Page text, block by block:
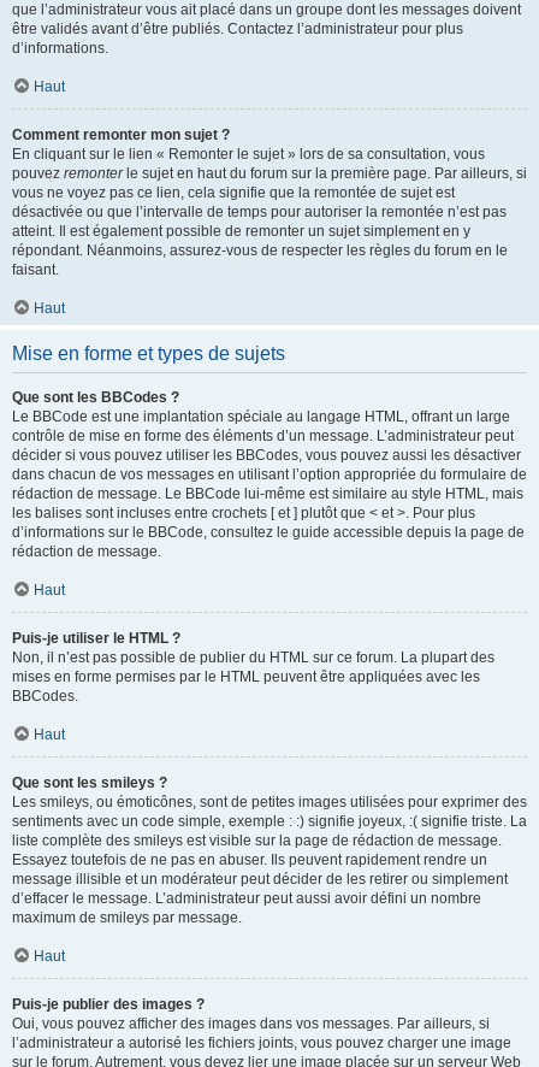
que l’administrateur vous ait placé dans un groupe dont les messages doivent
être validés avant d’être publiés. Contactez l’administrateur pour plus
d’informations.
Haut
Comment remonter mon sujet ?
En cliquant sur le lien « Remonter le sujet » lors de sa consultation, vous
pouvez remonterle sujet en haut du forum sur la première page. Par ailleurs, si
vous ne voyez pas ce lien, cela signifie que la remontée de sujet est
désactivée ou que l’intervalle de temps pour autoriser la remontée n’est pas
atteint. Il est également possible de remonter un sujet simplement en y
répondant. Néanmoins, assurez-vous de respecter les règles du forum en le
faisant.
Haut
Mise en forme et types de sujets
Que sont les BBCodes ?
Le BBCode est une implantation spéciale au langage HTML, offrant un large
contrôle de mise en forme des éléments d’un message. L’administrateur peut
décider si vous pouvez utiliser les BBCodes, vous pouvez aussi les désactiver
dans chacun de vos messages en utilisant l’option appropriée du formulaire de
rédaction de message. Le BBCode lui-même est similaire au style HTML, mais
les balises sont incluses entre crochets [ et ] plutôt que < et >. Pour plus
d’informations sur le BBCode, consultez le guide accessible depuis la page de
rédaction de message.
Haut
Puis-je utiliser le HTML ?
Non, il n’est pas possible de publier du HTML sur ce forum. La plupart des
mises en forme permises par le HTML peuvent être appliquées avec les
BBCodes.
Haut
Que sont les smileys ?
Les smileys, ou émoticônes, sont de petites images utilisées pour exprimer des
sentiments avec un code simple, exemple : :) signifie joyeux, :( signifie triste. La
liste complète des smileys est visible sur la page de rédaction de message.
Essayez toutefois de ne pas en abuser. Ils peuvent rapidement rendre un
message illisible et un modérateur peut décider de les retirer ou simplement
d’effacer le message. L’administrateur peut aussi avoir défini un nombre
maximum de smileys par message.
Haut
Puis-je publier des images ?
Oui, vous pouvez afficher des images dans vos messages. Par ailleurs, si
l’administrateur a autorisé les fichiers joints, vous pouvez charger une image
sur le forum. Autrement, vous devez lier une image placée sur un serveur Web